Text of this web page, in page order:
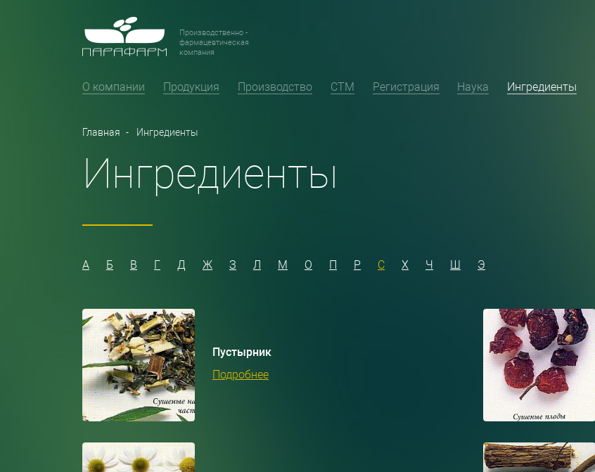
Производственно -
фармацевтическая
компания
О компании Продукция Производство СТМ Регистрация Наука Ингредиенты
Главная Ингредиенты
Ингредиенты
А Б В Г Д Ж З Л М О П Р С Х Ч Ш Э
Пустырник
Подробнее